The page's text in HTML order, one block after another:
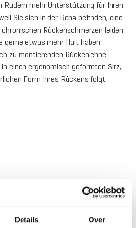
Details Over
Rudern mehr Unterstützung für Ihren
Sie sich in der Reha befinden, eine
Rückenschmerzen leiden
gerne etwas mehr Halt haben
zu montierenden Rückenlehne
einen ergonomisch geformten Sitz,
Form Ihres Rückens folgt.